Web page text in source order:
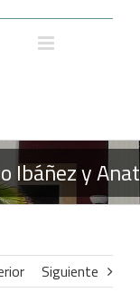
Ibáñez y
Siguiente